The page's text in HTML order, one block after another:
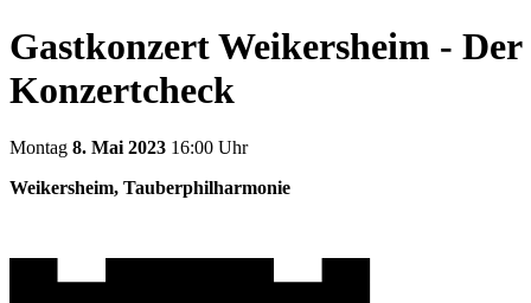
Gastkonzert Weikersheim - Der
Konzertcheck
Montag 8. Mai 2023 16:00 Uhr
Weikersheim, Tauberphilharmonie